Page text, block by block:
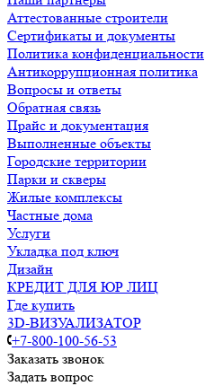
Аттестованные строители
Сертификаты и документы
Политика конфиденциальности
Антикоррупционная политика
Вопросы и ответы
Обратная связь
Прайс и документация
Выполненные объекты
Городские территории
Парки и скверы
Жилые комплексы
Частные дома
Услуги
Укладка под ключ
Дизайн
КРЕДИТ ДЛЯ ЮР ЛИЦ
Где купить
3D-ВИЗУАЛИЗАТОР
+7-800-100-56-53
Заказать звонок
Задать вопрос